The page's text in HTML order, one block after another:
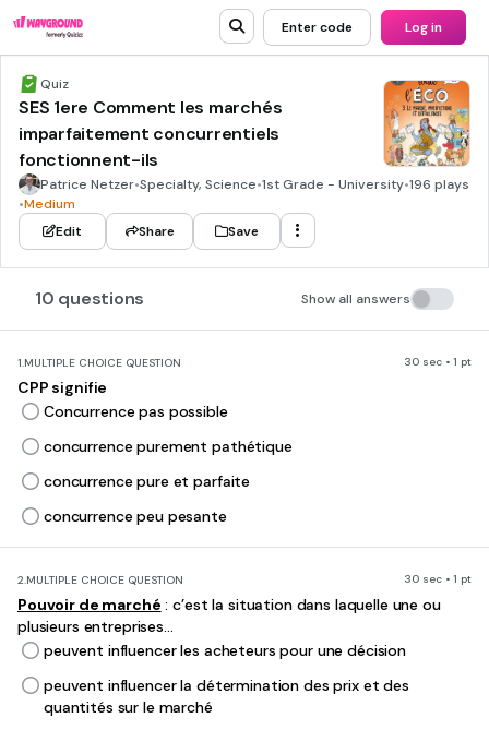
Enter code Log in
Quiz
SES 1ere Comment les marchés
imparfaitement concurrentiels
fonctionnent-ils
Patrice Netzer•Specialty, Science•1st Grade - University•196 plays
•Medium
Edit
Share Save
10 questions Show all answers
1.MULTIPLE CHOICE QUESTION 30 sec • 1 pt
CPP signifie
Concurrence pas possible
concurrence purement pathétique
concurrence pure et parfaite
concurrence peu pesante
2.MULTIPLE CHOICE QUESTION 30 sec • 1 pt
Pouvoir de marché : c’est la situation dans laquelle une ou
plusieurs entreprises...
peuvent influencer les acheteurs pour une décision
peuvent influencer la détermination des prix et des
quantités sur le marché